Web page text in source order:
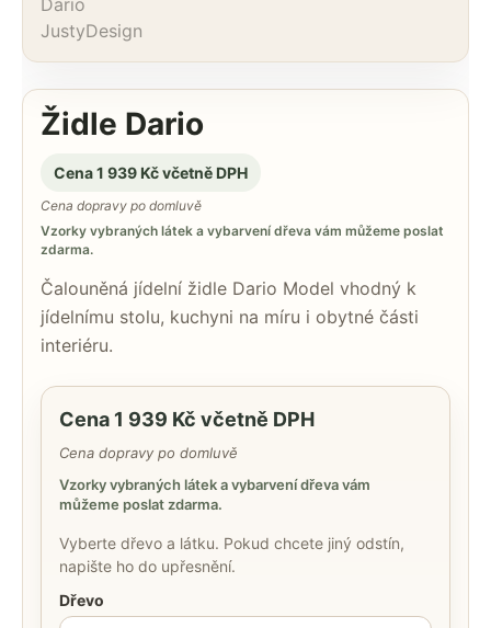
Židle Dario
Cena 1 939 Kč včetně DPH
Cena dopravy po domluvě
Vzorky vybraných látek a vybarvení dřeva vám můžeme poslat
zdarma.
Čalouněná jídelní židle Dario Model vhodný k
jídelnímu stolu, kuchyni na míru i obytné části
interiéru.
Cena 1 939 Kč včetně DPH
Cena dopravy po domluvě
Vzorky vybraných látek a vybarvení dřeva vám
můžeme poslat zdarma.
Vyberte dřevo a látku. Pokud chcete jiný odstín,
napište ho do upřesnění.
Dřevo